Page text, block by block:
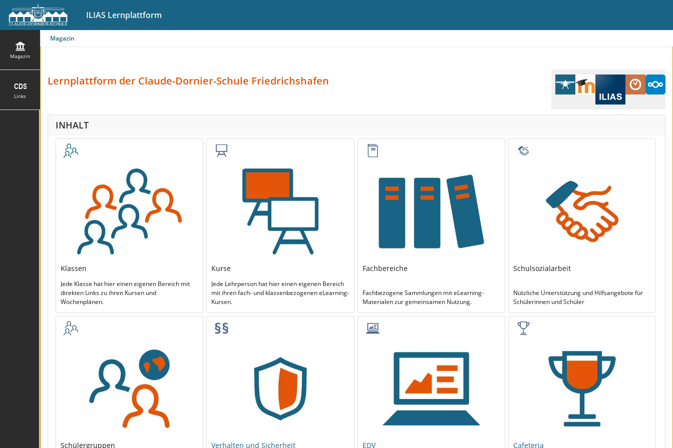
ILIAS Lernplattform
Magazin
Links
Magazin
Lernplattform der Claude-Dornier-Schule Friedrichshafen
INHALT
Klassen
Jede Klasse hat hier einen eigenen Bereich mit
direkten Links zu ihren Kursen und
Wochenplänen.
Kurse
Jede Lehrperson hat hier einen eigenen Bereich
mit ihren fach- und klassenbezogenen eLearning-
Kursen.
Fachbereiche
Fachbezogene Sammlungen mit eLearning-
Materialen zur gemeinsamen Nutzung.
Schulsozialarbeit
Nützliche Unterstützung und Hilfsangebote für
Schülerinnen und Schüler
Schülergruppen Verhalten und Sicherheit EDV Cafeteria